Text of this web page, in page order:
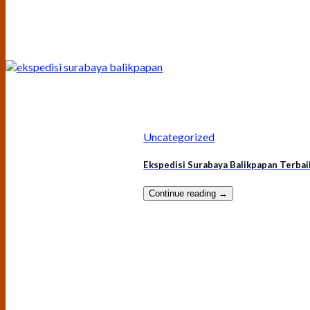
Uncategorized
Ekspedisi Surabaya Balikpapan
Continue reading →